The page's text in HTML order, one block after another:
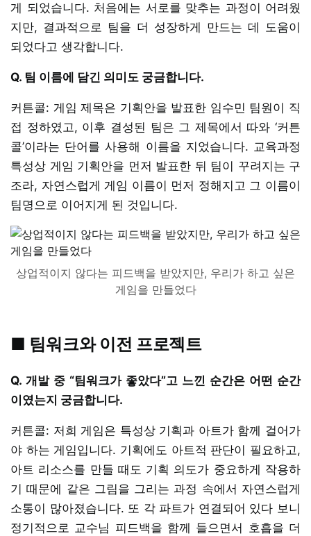
게 되었습니다. 처음에는 서로를 맞추는 과정이 어려웠
지만, 결과적으로 팀을 더 성장하게 만드는 데 도움이
되었다고 생각합니다.
Q. 팀 이름에 담긴 의미도 궁금합니다.
커튼콜: 게임 제목은 기획안을 발표한 임수민 팀원이 직
접 정하였고, 이후 결성된 팀은 그 제목에서 따와 ‘커튼
콜’이라는 단어를 사용해 이름을 지었습니다. 교육과정
특성상 게임 기획안을 먼저 발표한 뒤 팀이 꾸려지는 구
조라, 자연스럽게 게임 이름이 먼저 정해지고 그 이름이
팀명으로 이어지게 된 것입니다.
상업적이지 않다는 피드백을 받았지만, 우리가 하고 싶은
게임을 만들었다
■ 팀워크와 이전 프로젝트
Q. 개발 중 “팀워크가 좋았다”고 느낀 순간은 어떤 순간
이였는지 궁금합니다.
커튼콜: 저희 게임은 특성상 기획과 아트가 함께 걸어가
야 하는 게임입니다. 기획에도 아트적 판단이 필요하고,
아트 리소스를 만들 때도 기획 의도가 중요하게 작용하
기 때문에 같은 그림을 그리는 과정 속에서 자연스럽게
소통이 많아졌습니다. 또 각 파트가 연결되어 있다 보니
정기적으로 교수님 피드백을 함께 들으면서 호흡을 더